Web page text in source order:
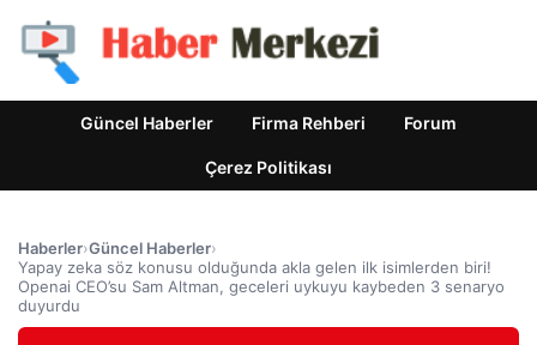
Güncel Haberler Firma Rehberi Forum
Çerez Politikası
Haberler›Güncel Haberler›
Yapay zeka söz konusu olduğunda akla gelen ilk isimlerden biri!
Openai CEO’su Sam Altman, geceleri uykuyu kaybeden 3 senaryo
duyurdu